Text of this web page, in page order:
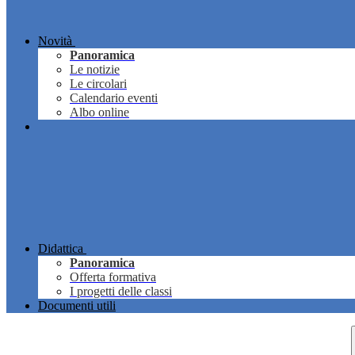
Novità
Panoramica
Le notizie
Le circolari
Calendario eventi
Albo online
Didattica
Panoramica
Offerta formativa
I progetti delle classi
Documenti utili